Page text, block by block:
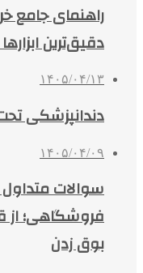
راهنمای جامع
دقیق‌ترین
۱۴۰۵/۰۴/۱۳
دندانپزشکی
۱۴۰۵/۰۴/۰۹
سوالات
فروشگاهی؛
بوق زدن